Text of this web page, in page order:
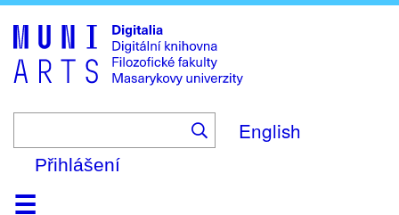
to
main
content
English
Přihlášení